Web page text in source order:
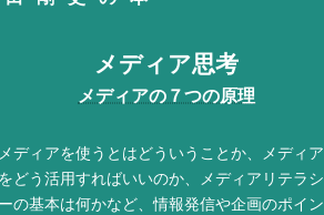
メディア思考
メディアの７つの原理
メディアを使うとはどういうことか、メディア
をどう活用すればいいのか、メディアリテラシ
ーの基本は何かなど、情報発信や企画のポイン